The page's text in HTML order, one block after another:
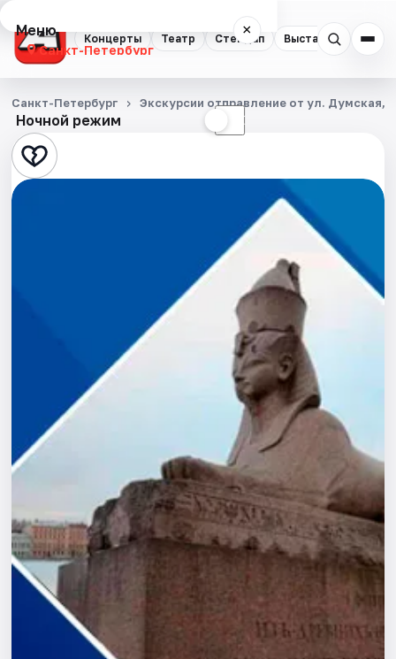
Концерты Театр Стендап Выставки
Меню ×
Санкт-Петербург
Концерты
Театр
Стендап
Города
Артисты
Рейтинги
Ночной режим ☾
Санкт-Петербург Экскурсии отправление от ул. Думская,